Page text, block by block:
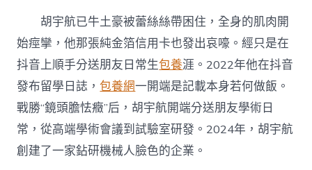
胡宇航已牛土豪被蕾絲絲帶困住，全身的肌肉開
始痙攣，他那張純金箔信用卡也發出哀嚎。經只是在
抖音上順手分送朋友日常生包養涯。2022年他在抖音
發布留學日誌，包養網一開端是記載本身若何做飯。
戰勝“鏡頭膽怯癥”后，胡宇航開端分送朋友學術日
常，從高端學術會議到試驗室研發。2024年，胡宇航
創建了一家鉆研機械人臉色的企業。